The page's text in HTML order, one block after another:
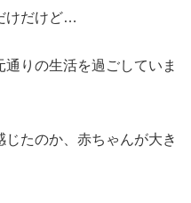
けだけど…
りの生活を過ごしていま
たのか、 赤ちゃんが大き